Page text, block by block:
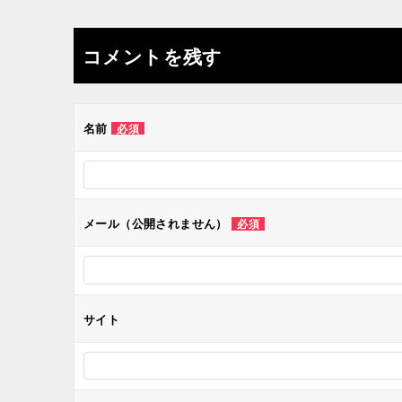
ナ
ビ
ゲ
ー
ン
コメントを残す
名前 必須
メール（公開されません） 必須
サイト